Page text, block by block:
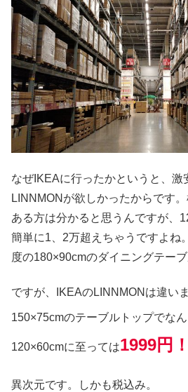
なぜIKEAに行ったかというと、激
LINNMONが欲しかったからです
ある方は分かると思うんですが、
簡単に1、2万超えちゃうですよね
度の180×90cmのダイニングテー
ですが、IKEAのLINNMONは違いま
150×75cmのテーブルトップでなん
120×60cmに至っては1999円
異次元です。しかも税込み。